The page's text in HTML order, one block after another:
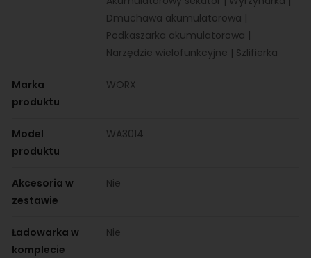
Dmuchawa akumulatorowa |
Podkaszarka akumulatorowa |
Narzędzie wielofunkcyjne | Szlifierka
Marka
produktu
WORX
Model
produktu
WA3014
Akcesoria w
zestawie
Nie
Ładowarka w
komplecie
Nie